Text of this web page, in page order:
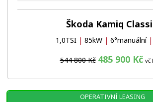
Škoda Kamiq
1,0TSI | 85kW | 6°manuální |
544 800 Kč 485 900 Kč vč
OPERATIVNÍ LEASING